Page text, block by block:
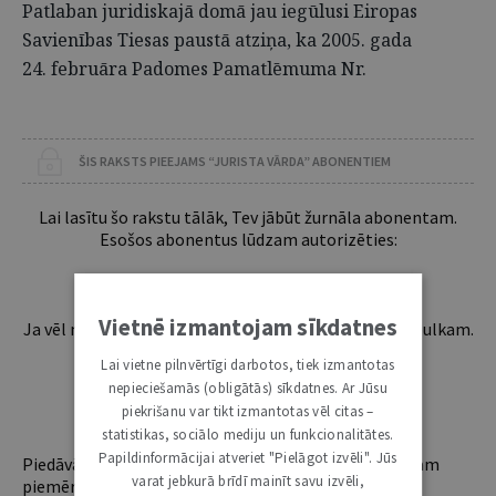
Patlaban juridiskajā domā jau iegūlusi Eiropas
Savienības Tiesas paustā atziņa, ka 2005. gada
24. februāra Padomes Pamatlēmuma Nr.
ŠIS RAKSTS PIEEJAMS “JURISTA VĀRDA” ABONENTIEM
Lai lasītu šo rakstu tālāk, Tev jābūt žurnāla abonentam.
Esošos abonentus lūdzam autorizēties:
Ja vēl neesi abonents, aicinām pievienoties lasītāju pulkam.
ABONĒT
Piedāvājam trīs abonementu veidus. Vienam lietotājam
piemērotākais ir "Mazais" (3, 6 un 12 mēnešiem).
Vietnē izmantojam sīkdatnes
Lai vietne pilnvērtīgi darbotos, tiek izmantotas
nepieciešamās (obligātās) sīkdatnes. Ar Jūsu
piekrišanu var tikt izmantotas vēl citas –
statistikas, sociālo mediju un funkcionalitātes.
Papildinformācijai atveriet "Pielāgot izvēli". Jūs
varat jebkurā brīdī mainīt savu izvēli,